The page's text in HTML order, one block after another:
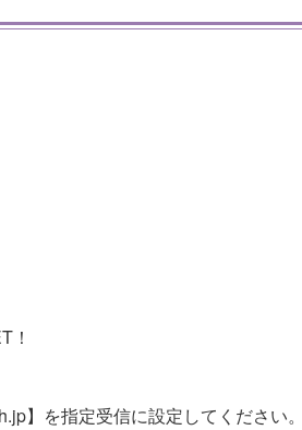
！
】を指定受信に設定してください。